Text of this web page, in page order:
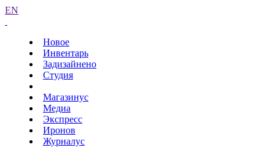
EN
Новое
Инвентарь
Задизайнено
Студия
Магазинус
Медиа
Экспресс
Иронов
Журналус